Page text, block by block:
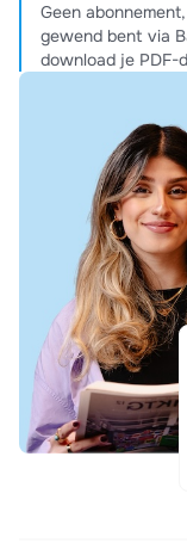
Geen
gewend bent via
download je PDF-